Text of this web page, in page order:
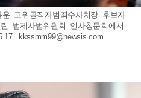
고위공직자범죄수사처장 후보자
법제사법위원회 인사청문회에서
kkssmm99@newsis.com